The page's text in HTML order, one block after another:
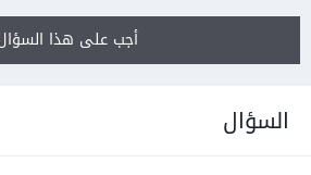
أجب على هذا السؤال
السؤال